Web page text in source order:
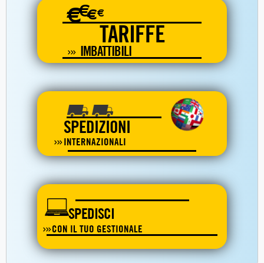
€€€€
TARIFFE
IMBATTIBILI
SPEDIZIONI
INTERNAZIONALI
SPEDISCI
CON IL TUO GESTIONALE